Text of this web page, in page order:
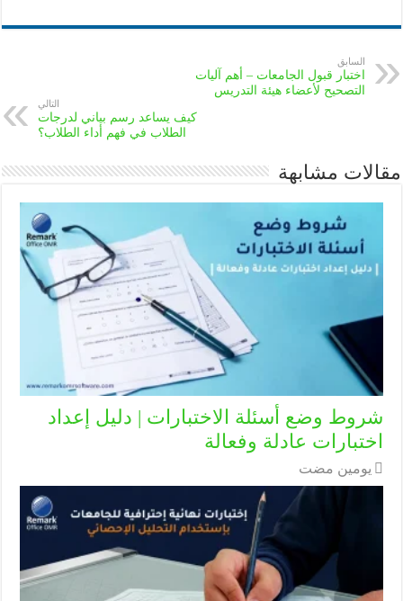
السابق
اختبار قبول الجامعات – أهم آليات
التصحيح لأعضاء هيئة التدريس
التالي
كيف يساعد رسم بياني لدرجات
الطلاب في فهم أداء الطلاب؟
مقالات مشابهة
شروط وضع أسئلة الاختبارات | دليل إعداد
اختبارات عادلة وفعالة
‏يومين مضت